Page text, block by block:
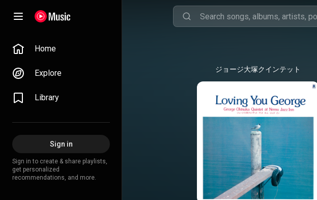
Home
Explore
Library
Sign in
Sign in to create & share playlists,
get personalized
recommendations, and more.
ジョージ大塚クインテット